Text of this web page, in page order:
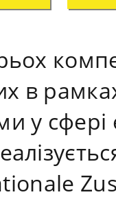
в
у сфері